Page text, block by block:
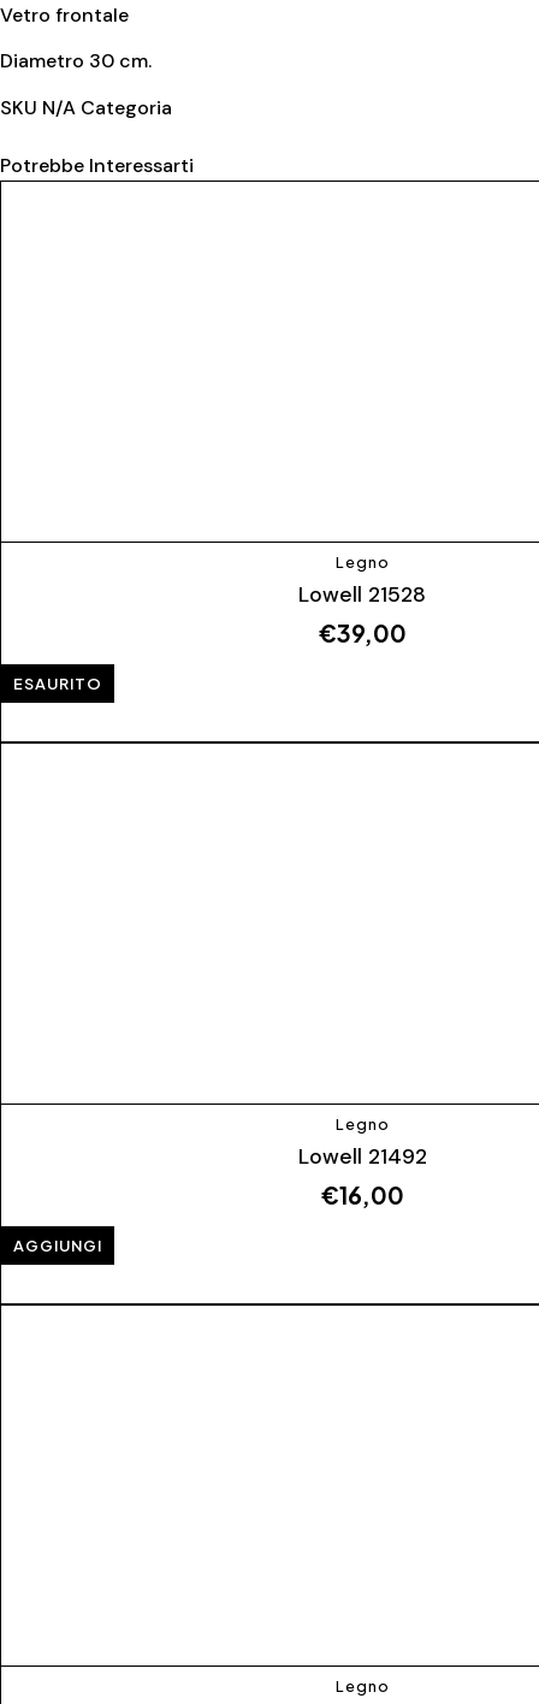
Vetro frontale
Diametro 30 cm.
SKU N/A Categoria
Potrebbe Interessarti
Legno
Lowell 21528
€39,00
ESAURITO
Legno
Lowell 21492
€16,00
AGGIUNGI
Legno